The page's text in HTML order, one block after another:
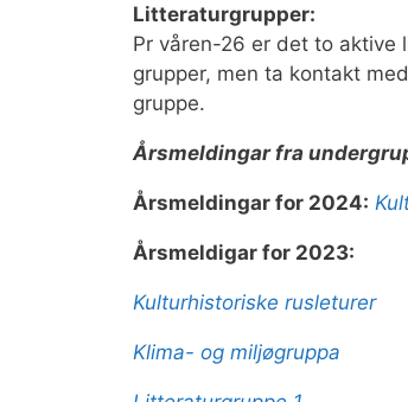
Litteraturgrupper:
Pr våren-26 er det to aktive
grupper, men ta kontakt
gruppe.
Årsmeldingar fra
Årsmeldingar for 2024:
Årsmeldigar for 2023:
Kulturhistoriske rusleturer
Klima- og miljøgruppa